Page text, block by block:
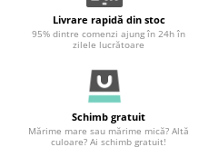
Livrare rapidă din stoc
95% dintre comenzi ajung în 24h în
zilele lucrătoare
Schimb gratuit
Mărime mare sau mărime mică? Altă
culoare? Ai schimb gratuit!